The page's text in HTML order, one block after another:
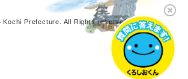
Kochi Prefecture. All Rights reserved.